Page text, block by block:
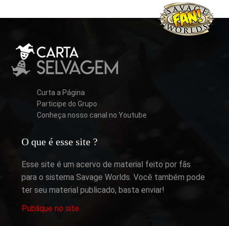
Curta a Página
Participe do Grupo
Conheça nosso canal no Youtube
O que é esse site ?
Esse site é um acervo de material feito por fãs
para o sistema Savage Worlds. Você também pode
ter seu material publicado, basta enviar!
Publique no site